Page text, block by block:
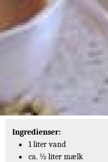
Ingredienser:
1 liter vand
ca. ½ liter mælk